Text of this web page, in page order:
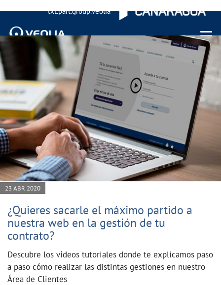
txt.part.group.veolia
Menu
23 ABR 2020
¿Quieres sacarle el máximo partido a
nuestra web en la gestión de tu
contrato?
Descubre los vídeos tutoriales donde te explicamos paso
a paso cómo realizar las distintas gestiones en nuestro
Área de Clientes